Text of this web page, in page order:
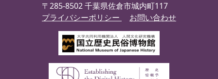
〒285-8502 千葉県佐倉市城内町117
プライバシーポリシー
お問い合わせ